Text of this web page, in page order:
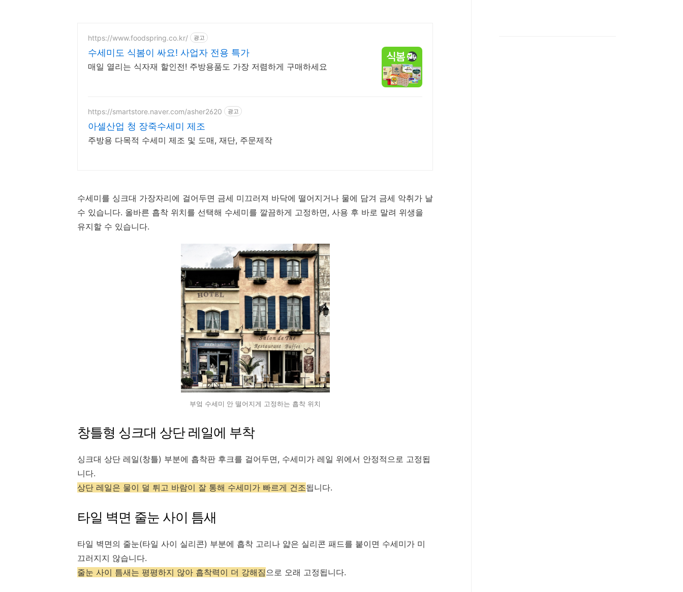
https://www.foodspring.co.kr/ 광고
수세미도 식봄이 싸요! 사업자 전용 특가
매일 열리는 식자재 할인전! 주방용품도 가장 저렴하게 구매하세요
https://smartstore.naver.com/asher2620 광고
아셀산업 청 장죽수세미 제조
주방용 다목적 수세미 제조 및 도매, 재단, 주문제작
수세미를 싱크대 가장자리에 걸어두면 금세 미끄러져 바닥에 떨어지거나 물에 담겨 금세 악취가 날
수 있습니다. 올바른 흡착 위치를 선택해 수세미를 깔끔하게 고정하면, 사용 후 바로 말려 위생을
유지할 수 있습니다.
부엌 수세미 안 떨어지게 고정하는 흡착 위치
창틀형 싱크대 상단 레일에 부착
싱크대 상단 레일(창틀) 부분에 흡착판 후크를 걸어두면, 수세미가 레일 위에서 안정적으로 고정됩
니다.
상단 레일은 물이 덜 튀고 바람이 잘 통해 수세미가 빠르게 건조됩니다.
타일 벽면 줄눈 사이 틈새
타일 벽면의 줄눈(타일 사이 실리콘) 부분에 흡착 고리나 얇은 실리콘 패드를 붙이면 수세미가 미
끄러지지 않습니다.
줄눈 사이 틈새는 평평하지 않아 흡착력이 더 강해짐 으로 오래 고정됩니다.